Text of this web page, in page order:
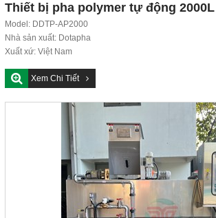
Thiết bị pha polymer tự động 2000L
Model: DDTP-AP2000
Nhà sản xuất: Dotapha
Xuất xứ: Việt Nam
Xem Chi Tiết